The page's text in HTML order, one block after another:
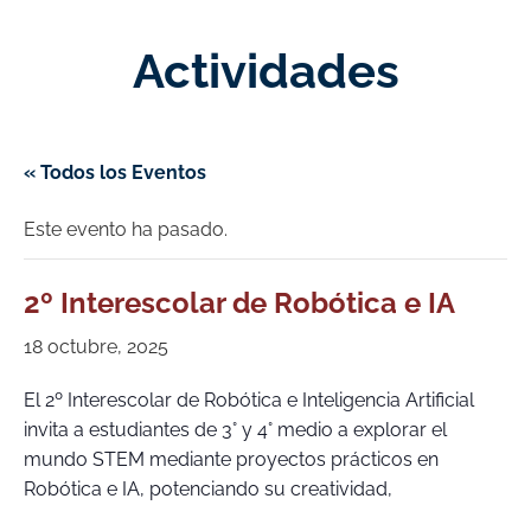
Actividades
« Todos los Eventos
Este evento ha pasado.
2º Interescolar de Robótica e IA
18 octubre, 2025
El 2º Interescolar de Robótica e Inteligencia Artificial
invita a estudiantes de 3° y 4° medio a explorar el
mundo STEM mediante proyectos prácticos en
Robótica e IA, potenciando su creatividad,